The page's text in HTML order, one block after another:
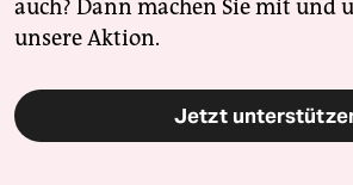
auch? Dann machen Sie mit und
unsere Aktion.
Jetzt